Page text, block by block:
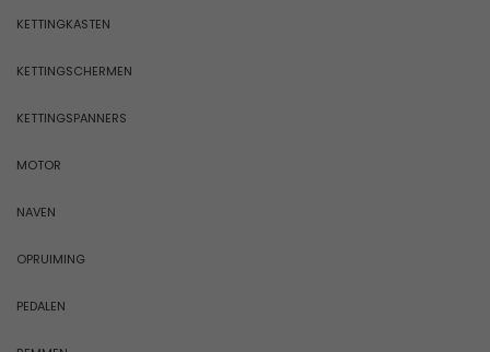
KETTINGKASTEN
KETTINGSCHERMEN
KETTINGSPANNERS
MOTOR
NAVEN
OPRUIMING
PEDALEN